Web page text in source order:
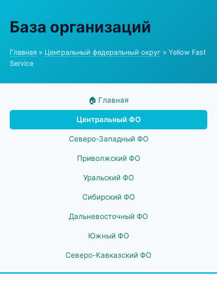
База организаций
Главная » Центральный федеральный округ » Yellow Fast
Service
🏠 Главная
Центральный ФО
Северо-Западный ФО
Приволжский ФО
Уральский ФО
Сибирский ФО
Дальневосточный ФО
Южный ФО
Северо-Кавказский ФО